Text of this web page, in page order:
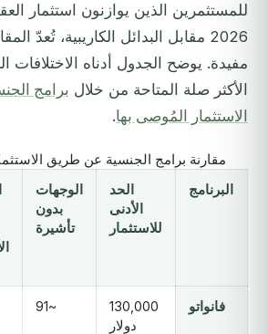
للمستثمرين الذين يوازنون استثمار
2026 مقابل البدائل الكاريبية، تُعدّ
مفيدة. يوضح الجدول أدناه الاختلافات
الأكثر صلة المتاحة من خلال برامج
الاستثمار المُوصى بها.
مقارنة برامج الجنسية عن طريق الاستثمار:
البرنامج
الحد
الأدنى
للاستثمار
الوجهات
بدون
تأشيرة
فانواتو
130,000
دولار
~91